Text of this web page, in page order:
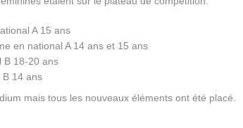
A 15 ans
en national A 14 ans et 15 ans
B 18-20 ans
14 ans
mais tous les nouveaux éléments ont été placé.